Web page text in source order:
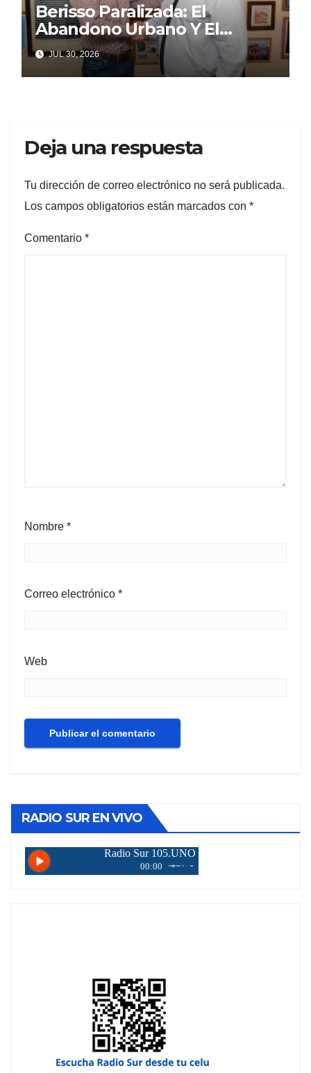
Berisso Paralizada: El
Abandono Urbano Y El
Despilfarro Político Repiten
Una Vieja Historia De
Ineficiencia
JUL 30, 2026
Deja una respuesta
Tu dirección de correo electrónico no será publicada.
Los campos obligatorios están marcados con *
Comentario *
Nombre *
Correo electrónico *
Web
RADIO SUR EN VIVO